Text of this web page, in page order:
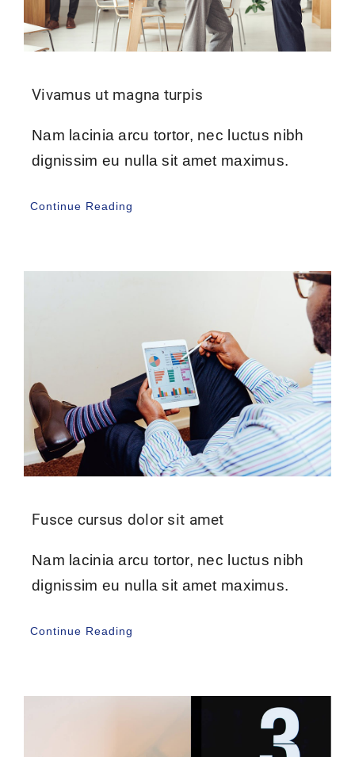
Vivamus ut magna turpis
Nam lacinia arcu tortor, nec luctus nibh
dignissim eu nulla sit amet maximus.
Continue Reading
Fusce cursus dolor sit amet
Nam lacinia arcu tortor, nec luctus nibh
dignissim eu nulla sit amet maximus.
Continue Reading